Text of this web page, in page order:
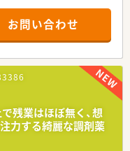
し、活気のある中で協力
着した調剤薬局を合計7店
かな代表のもと、長期的に
、転勤や営業ノルマは一切
お問い合わせ
残業はほぼ無く、想
力する綺麗な調剤薬